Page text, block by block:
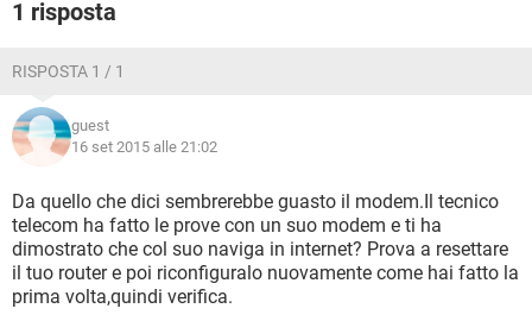
1 risposta
RISPOSTA 1 / 1
guest
16 set 2015 alle 21:02
Da quello che dici sembrerebbe guasto il modem.Il tecnico
telecom ha fatto le prove con un suo modem e ti ha
dimostrato che col suo naviga in internet? Prova a resettare
il tuo router e poi riconfiguralo nuovamente come hai fatto la
prima volta,quindi verifica.